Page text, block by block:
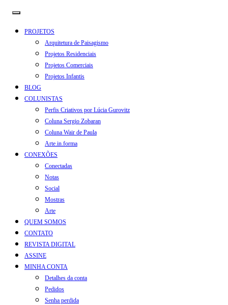
PROJETOS
Arquitetura de Paisagismo
Projetos Residenciais
Projetos Comerciais
Projetos Infantis
BLOG
COLUNISTAS
Perfis Criativos por Lúcia Gurovitz
Coluna Sergio Zobaran
Coluna Wair de Paula
Arte.in.forma
CONEXÕES
Conectadas
Notas
Social
Mostras
Arte
QUEM SOMOS
CONTATO
REVISTA DIGITAL
ASSINE
MINHA CONTA
Detalhes da conta
Pedidos
Senha perdida